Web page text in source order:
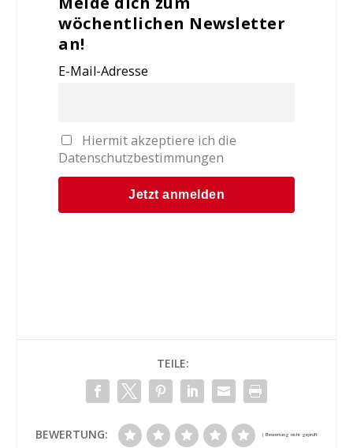
wöchentlichen Newsletter
an!
E-Mail-Adresse
Hiermit akzeptiere ich die
Datenschutzbestimmungen
TEILE:
BEWERTUNG: